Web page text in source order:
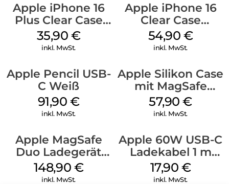
Apple iPhone 16
Plus Clear Case
MagSafe
Transparent
35,90 €
inkl. MwSt.
Apple iPhone 16
Clear Case
MagSafe
Transparent
54,90 €
inkl. MwSt.
Apple Pencil USB-
C Weiß
91,90 €
inkl. MwSt.
Apple Silikon Case
mit MagSafe
iPhone 14 Pro
(PRODUCT)RED
57,90€
inkl. MwSt.
Apple MagSafe
Duo Ladegerät
Weiß
148,90 €
inkl. MwSt.
Apple 60W USB-C
Ladekabel 1 m
Weiß
17,90 €
inkl. MwSt.